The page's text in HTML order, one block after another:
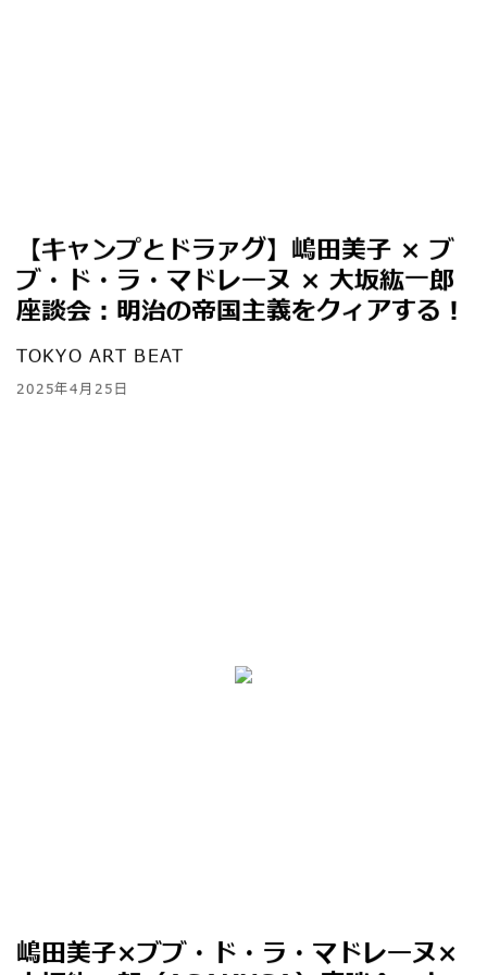
【キャンプとドラァグ】嶋田美子 × ブ
ブ・ド・ラ・マドレーヌ × 大坂紘一郎
座談会：明治の帝国主義をクィアする！
TOKYO ART BEAT
2025年4月25日
嶋田美子×ブブ・ド・ラ・マドレーヌ×